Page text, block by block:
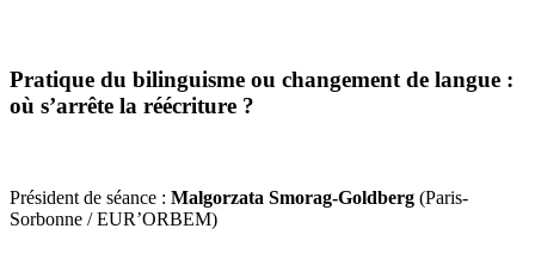
Pratique du bilinguisme ou changement de langue :
où s’arrête la réécriture ?
Président de séance : Malgorzata Smorag-Goldberg (Paris-
Sorbonne / EUR’ORBEM)